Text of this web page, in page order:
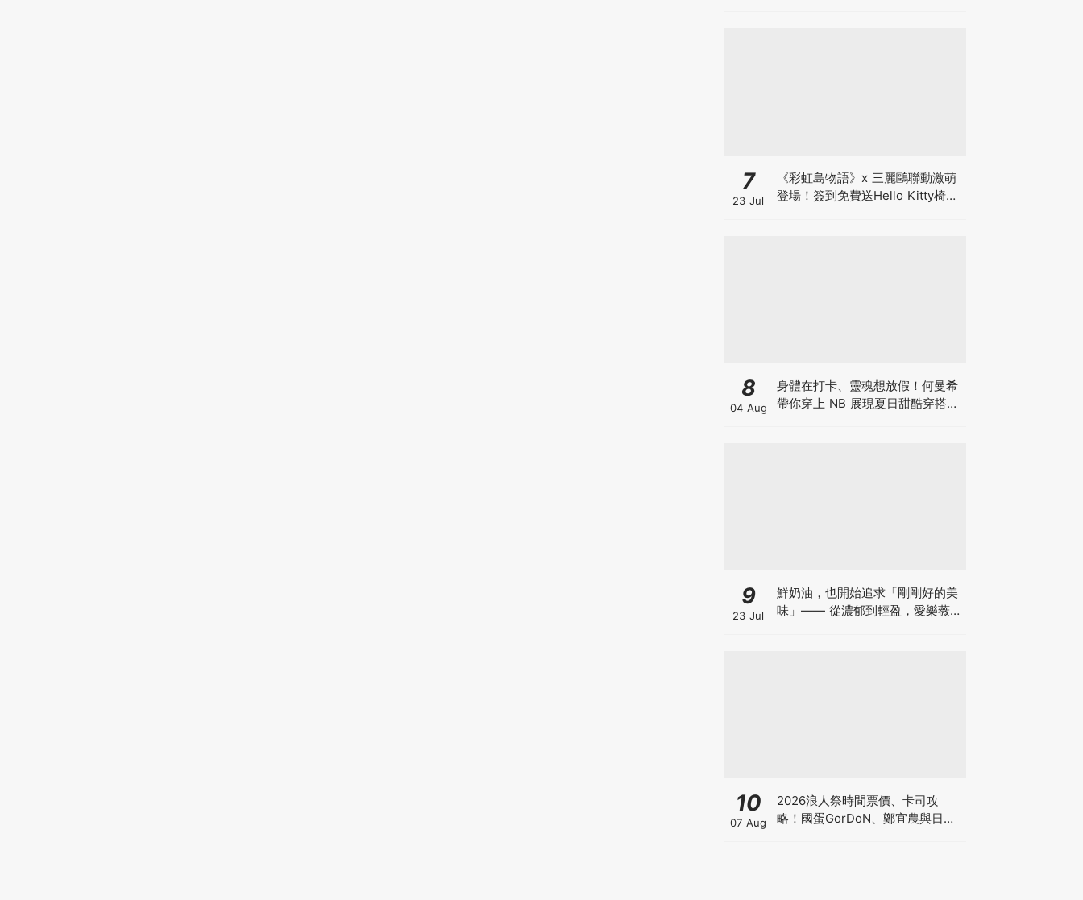
7
23 Jul
《彩虹島物語》x 三麗鷗聯動激萌
登場！簽到免費送Hello Kitty椅
8
04 Aug
身體在打卡、靈魂想放假！何曼希
帶你穿上 NB 展現夏日甜酷穿搭
9
23 Jul
鮮奶油，也開始追求「剛剛好的美
味」—— 從濃郁到輕盈，愛樂薇
10
07 Aug
2026浪人祭時間票價、卡司攻
略！國蛋GorDoN、鄭宜農與日本